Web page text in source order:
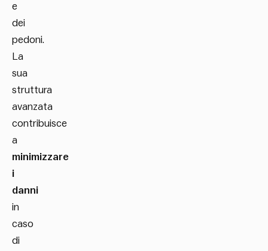
e
dei
pedoni.
La
sua
struttura
avanzata
contribuisce
a
minimizzare
i
danni
in
caso
di